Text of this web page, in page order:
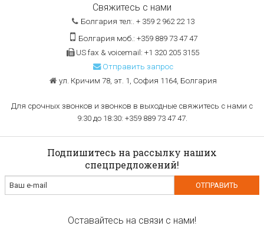
Свяжитесь с нами
Болгария тел:. + 359 2 962 22 13
Болгария моб.: +359 889 73 47 47
US fax & voicemail: +1 320 205 3155
Отправить запрос
ул. Кричим 78, эт. 1, София 1164, Болгария
Для срочных звонков и звонков в выходные свяжитесь с нами с
9:30 до 18:30: +359 889 73 47 47.
Подпишитесь на рассылку наших
спецпредложений!
Оставайтесь на связи с нами!